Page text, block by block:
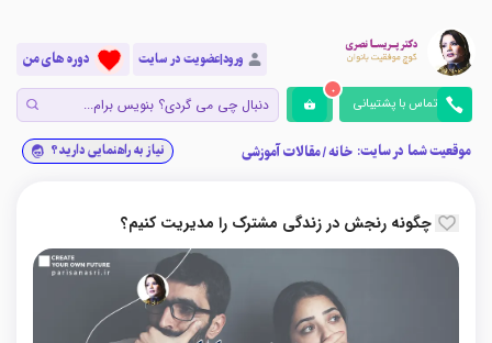
ورود|عضویت در سایت دوره های من
تماس با پشتیبانی
0
موقعیت شما در سایت: خانه/مقالات آموزشی نیاز به راهنمایی دارید؟
چگونه رنجش در زندگی مشترک را مدیریت کنیم؟